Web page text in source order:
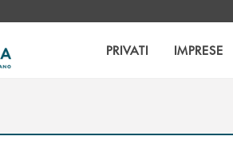
PRIVATI IMPRESE